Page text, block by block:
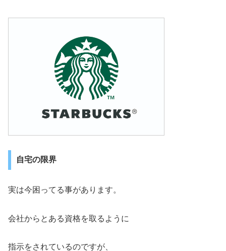
自宅の限界
実は今困ってる事があります。
会社からとある資格を取るように
指示をされているのですが、